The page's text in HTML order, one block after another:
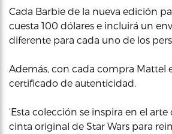
Cada Barbie de la nueva edición
cuesta 100 dólares e incluirá un
diferente para cada uno de los
Además, con cada compra Mattel
certificado de autenticidad.
‘Esta colección se inspira en el
cinta original de Star Wars para